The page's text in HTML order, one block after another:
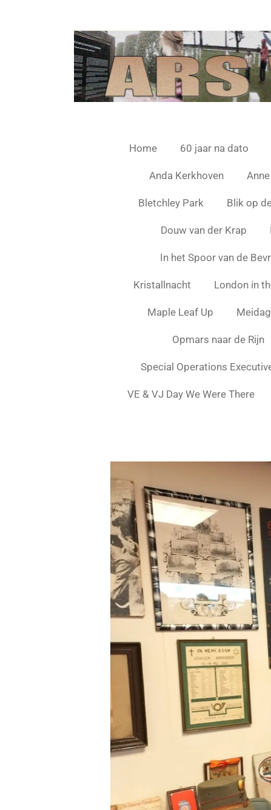
Home 60 jaar na dato
Anda Kerkhoven
Bletchley Park Blik op
Douw van der Krap
In het Spoor van de
Kristallnacht London in
Maple Leaf Up
Opmars naar de Rijn
Special Operations
VE & VJ Day We Were There